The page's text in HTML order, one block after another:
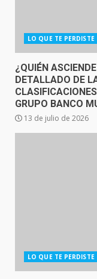
LO QUE TE PERDISTE
¿QUIÉN
DETALLADO DE
GRUPO BANCO
13 de julio de 2026
LO QUE TE PERDISTE